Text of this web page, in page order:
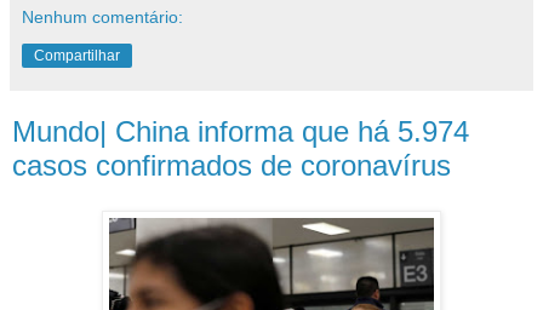
Nenhum comentário:
Compartilhar
Mundo| China informa que há 5.974
casos confirmados de coronavírus